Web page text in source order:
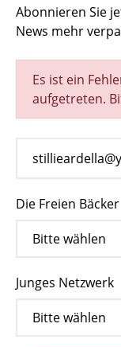
Abonnieren Sie
News mehr
Es ist ein
aufgetreten.
Die Freien Bäcker
Junges Netzwerk